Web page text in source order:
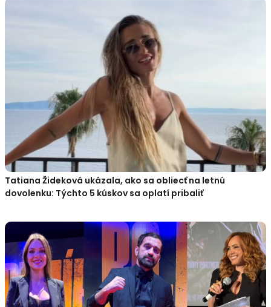
Tatiana Žideková ukázala, ako sa obliecť na letnú
dovolenku: Týchto 5 kúskov sa oplatí pribaliť